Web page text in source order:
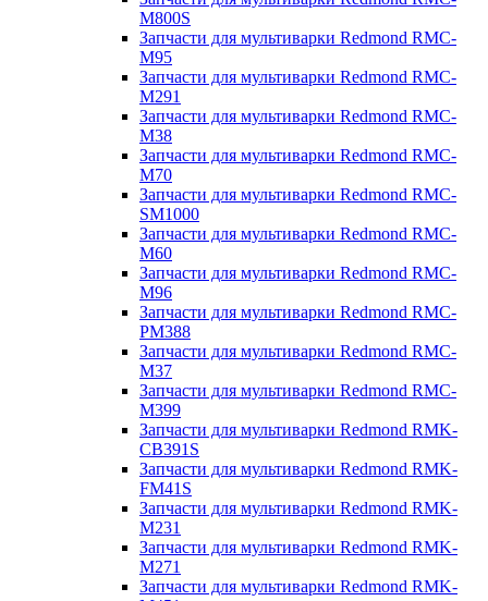
M800S
Запчасти для мультиварки Redmond RMC-
M95
Запчасти для мультиварки Redmond RMC-
M291
Запчасти для мультиварки Redmond RMC-
M38
Запчасти для мультиварки Redmond RMC-
M70
Запчасти для мультиварки Redmond RMC-
SM1000
Запчасти для мультиварки Redmond RMC-
M60
Запчасти для мультиварки Redmond RMC-
M96
Запчасти для мультиварки Redmond RMC-
PM388
Запчасти для мультиварки Redmond RMC-
M37
Запчасти для мультиварки Redmond RMC-
M399
Запчасти для мультиварки Redmond RMK-
CB391S
Запчасти для мультиварки Redmond RMK-
FM41S
Запчасти для мультиварки Redmond RMK-
M231
Запчасти для мультиварки Redmond RMK-
M271
Запчасти для мультиварки Redmond RMK-